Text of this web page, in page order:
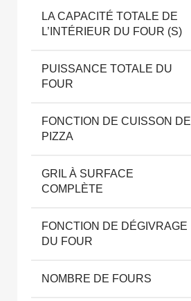
LA CAPACITÉ TOTALE DE
L’INTÉRIEUR DU FOUR (S)
PUISSANCE TOTALE DU
FOUR
FONCTION DE CUISSON DE
PIZZA
GRIL À SURFACE
COMPLÈTE
FONCTION DE DÉGIVRAGE
DU FOUR
NOMBRE DE FOURS